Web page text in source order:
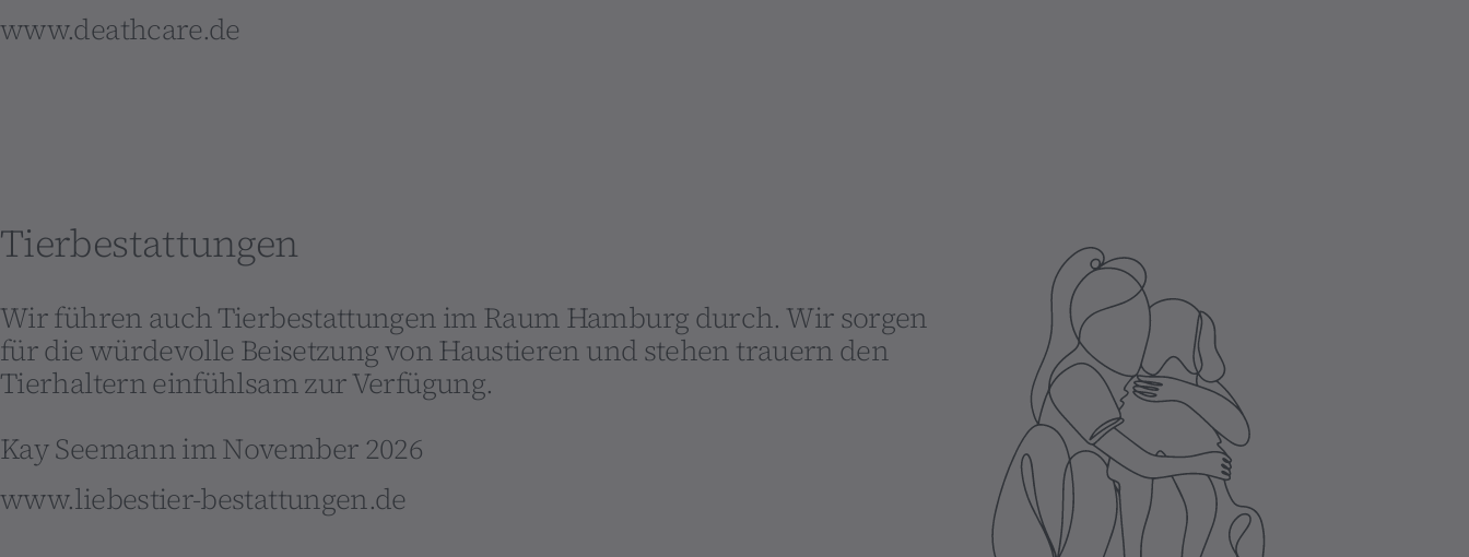
www.deathcare.de
Tierbestattungen
Wir führen auch Tierbestattungen im Raum Hamburg durch. Wir sorgen
für die würdevolle Beisetzung von Haustieren und stehen trauern den
Tierhaltern einfühlsam zur Verfügung.
Kay Seemann im November 2026
www.liebestier-bestattungen.de